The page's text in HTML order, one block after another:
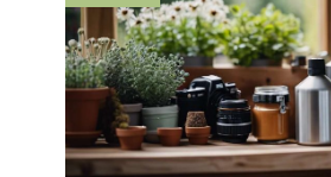
stabilité et une stabilité élevées, même
même temps, il permet de placer un sol
ex. B. Panneaux de bois ou de béton)
confort et une base propre